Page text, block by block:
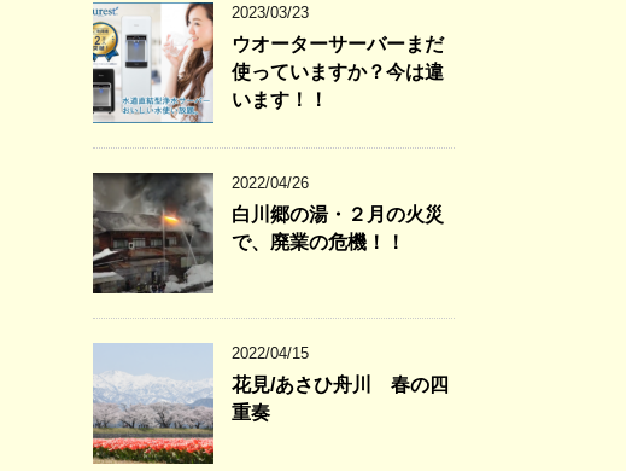
2023/03/23
ウオーターサーバーまだ
使っていますか？今は違
います！！
2022/04/26
白川郷の湯・２月の火災
で、廃業の危機！！
2022/04/15
花見/あさひ舟川 春の四
重奏